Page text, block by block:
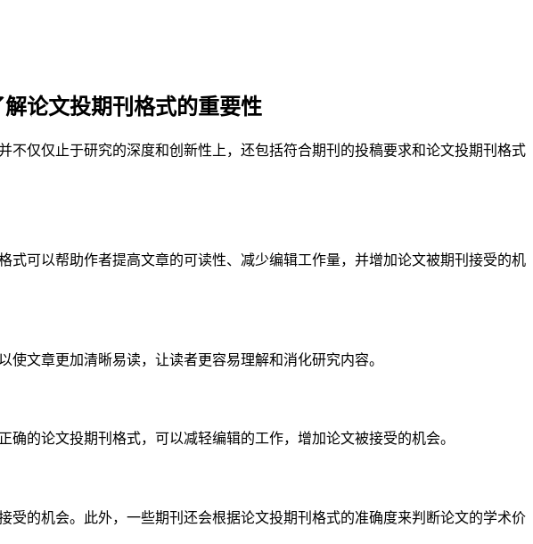
论文投期刊格式的重要性
仅仅止于研究的深度和创新性上，还包括符合期刊的投稿要求和论文投期刊格式
可以帮助作者提高文章的可读性、减少编辑工作量，并增加论文被期刊接受的机
文章更加清晰易读，让读者更容易理解和消化研究内容。
的论文投期刊格式，可以减轻编辑的工作，增加论文被接受的机会。
的机会。此外，一些期刊还会根据论文投期刊格式的准确度来判断论文的学术价